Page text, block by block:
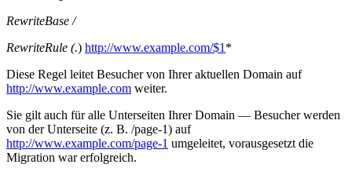
RewriteBase /
RewriteRule (.) http://www.example.com/$1*
Diese Regel leitet Besucher von Ihrer aktuellen Domain auf
http://www.example.com weiter.
Sie gilt auch für alle Unterseiten Ihrer Domain — Besucher werden
von der Unterseite (z. B. /page-1) auf
http://www.example.com/page-1 umgeleitet, vorausgesetzt die
Migration war erfolgreich.